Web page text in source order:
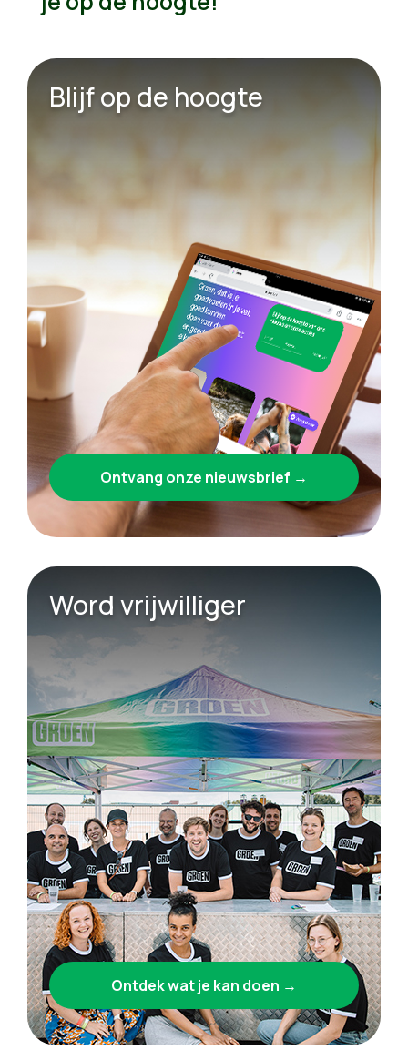
Blijf op de hoogte
Ontvang onze nieuwsbrief →
Word vrijwilliger
Ontdek wat je kan doen →